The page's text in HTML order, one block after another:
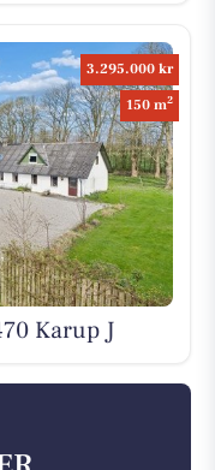
3.295.000 kr
150 m2
Karup J